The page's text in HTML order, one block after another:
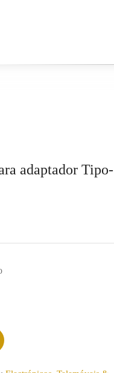
adaptador Tipo-